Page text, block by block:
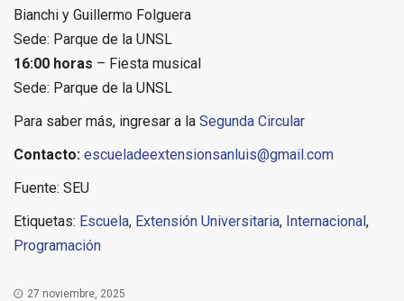
Bianchi y Guillermo Folguera
Sede: Parque de la UNSL
16:00 horas – Fiesta musical
Sede: Parque de la UNSL
Para saber más, ingresar a la Segunda Circular
Contacto: escueladeextensionsanluis@gmail.com
Fuente: SEU
Etiquetas: Escuela, Extensión Universitaria, Internacional,
Programación
27 noviembre, 2025